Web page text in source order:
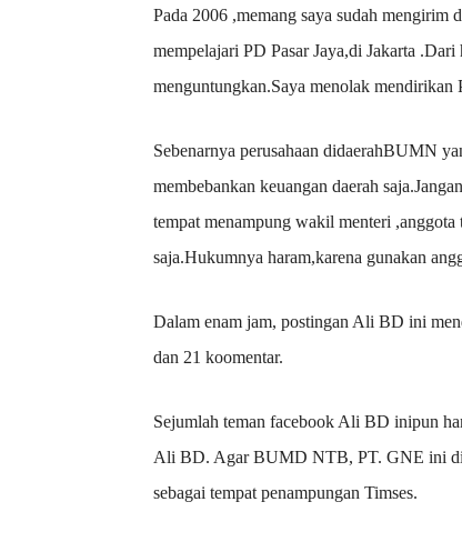
Pada 2006 ,memang saya sudah mengirim
mempelajari PD Pasar Jaya,di Jakarta
menguntungkan.Saya menolak mendirikan
Sebenarnya perusahaan didaerahBUMN
membebankan keuangan daerah
tempat menampung wakil menteri
saja.Hukumnya haram,karena gunakan
Dalam enam jam, postingan Ali BD ini
dan 21 koomentar.
Sejumlah teman facebook Ali BD inipun
Ali BD. Agar BUMD NTB, PT. GNE ini
sebagai tempat penampungan Timses.